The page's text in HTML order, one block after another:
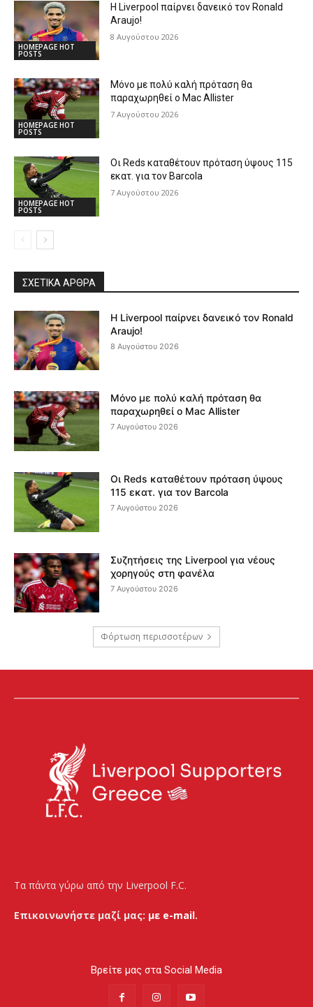
HOMEPAGE HOT
POSTS
Η Liverpool παίρνει δανεικό τον Ronald
Araujo!
8 Αυγούστου 2026
HOMEPAGE HOT
POSTS
Μόνο με πολύ καλή πρόταση θα
παραχωρηθεί ο Mac Allister
7 Αυγούστου 2026
HOMEPAGE HOT
POSTS
Οι Reds καταθέτουν πρόταση ύψους 115
εκατ. για τον Barcola
7 Αυγούστου 2026
ΣΧΕΤΙΚΆ ΆΡΘΡΑ
Η Liverpool παίρνει δανεικό τον Ronald
Araujo!
8 Αυγούστου 2026
Μόνο με πολύ καλή πρόταση θα
παραχωρηθεί ο Mac Allister
7 Αυγούστου 2026
Οι Reds καταθέτουν πρόταση ύψους
115 εκατ. για τον Barcola
7 Αυγούστου 2026
Συζητήσεις της Liverpool για νέους
χορηγούς στη φανέλα
7 Αυγούστου 2026
Φόρτωση περισσοτέρων
Τα πάντα γύρω από την Liverpool F.C.
Επικοινωνήστε μαζί μας: με e-mail.
Βρείτε μας στα Social Media